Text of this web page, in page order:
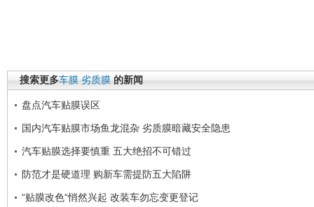
搜索更多车膜 劣质膜 的新闻
盘点汽车贴膜误区
国内汽车贴膜市场鱼龙混杂 劣质膜暗藏安全隐患
汽车贴膜选择要慎重 五大绝招不可错过
防范才是硬道理 购新车需提防五大陷阱
“贴膜改色“悄然兴起 改装车勿忘变更登记